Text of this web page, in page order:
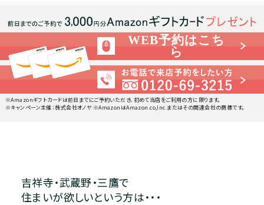
WEB予約はこち
ら
※Amazonギフトカードは前日までにご予約いただき、初めて当店をご利用の方に限ります。
※キャンペーン主催：株式会社オノヤ ※AmazonはAmazon.co,Inc.またはその関連会社の商標です。
吉祥寺・武蔵野・三鷹で
住まいが欲しいという方は・・・